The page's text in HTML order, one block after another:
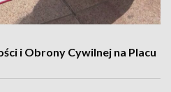
i Obrony Cywilnej na Placu